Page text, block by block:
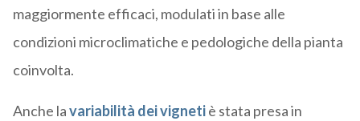
maggiormente efficaci, modulati in base alle
condizioni microclimatiche e pedologiche della pianta
coinvolta.
Anche lavariabilità dei vignetiè stata presa in